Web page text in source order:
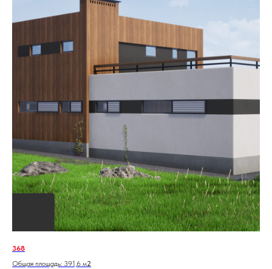
368
Общая площадь: 391,6 м2